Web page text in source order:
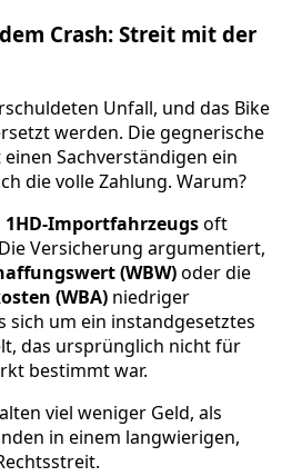
Crash: Streit mit der
Unfall, und das Bike
werden. Die gegnerische
Sachverständigen ein
die volle Zahlung. Warum?
1HD-Importfahrzeugsoft
Versicherung argumentiert,
(WBW)oder die
(WBA) niedriger
sich um ein instandgesetztes
das ursprünglich nicht für
bestimmt war.
viel weniger Geld, als
in einem langwierigen,